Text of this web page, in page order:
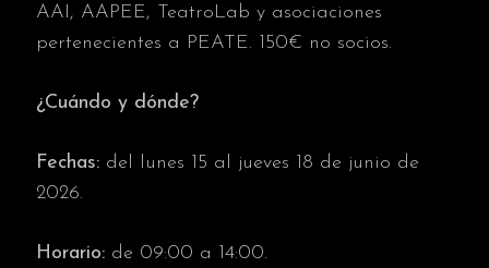
AAI, AAPEE, TeatroLab y asociaciones
pertenecientes a PEATE. 150€ no socios.
¿Cuándo y dónde?
Fechas:del lunes 15 al jueves 18 de junio de
2026.
Horario:de 09:00 a 14:00.